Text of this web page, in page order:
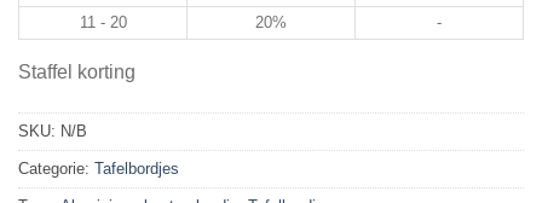
11 - 20
20% -
Staffel korting
SKU: N/B
Categorie: Tafelbordjes